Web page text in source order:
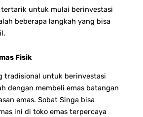
untuk mulai berinvestasi
beberapa langkah yang bisa
Fisik
tradisional untuk berinvestasi
dengan membeli emas batangan
emas. Sobat Singa bisa
ini di toko emas terpercaya